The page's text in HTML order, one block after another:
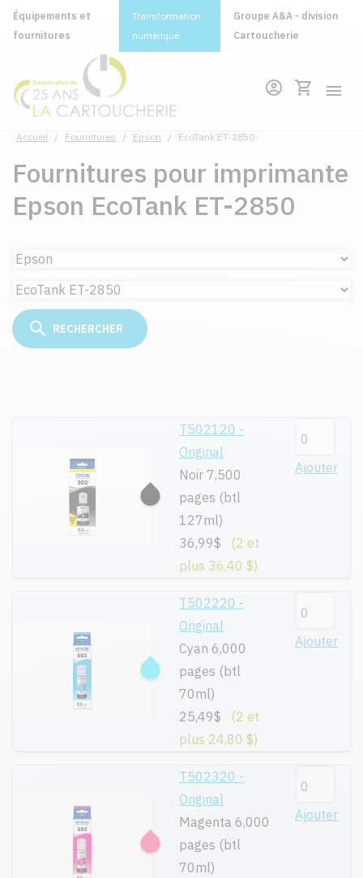
Équipements et
fournitures
Transformation
numérique
Groupe A&A - division
Cartoucherie
Accueil / Fournitures / Epson / EcoTank ET-2850
Fournitures pour imprimante
Epson EcoTank ET-2850
T502120 -
Original
Noir 7,500
pages (btl
127ml)
36,99$
(2 et
plus 36,40 $)
Ajouter
T502220 -
Original
Cyan 6,000
pages (btl
70ml)
25,49$
(2 et
plus 24,80 $)
Ajouter
T502320 -
Original
Magenta 6,000
pages (btl
70ml)
Ajouter